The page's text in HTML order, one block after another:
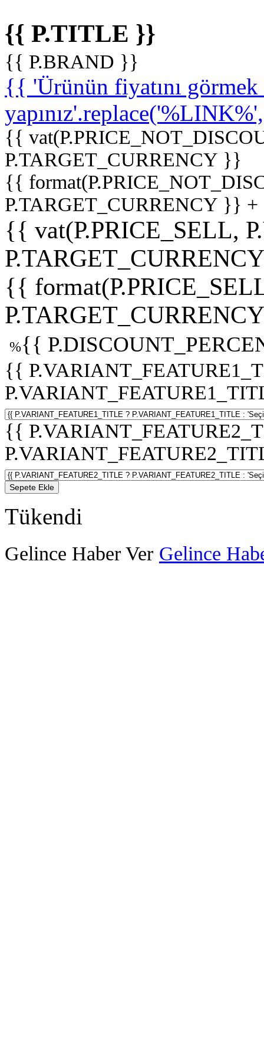
{{ P.TITLE }}
{{ P.BRAND }}
{{ 'Ürünün fiyatını
{{
P.TARGET_CURRENCY }}
{{
P.TARGET_CURRENCY }}
{{ vat(P.PRICE_SELL,
{{
%{{
{{
{{
Sepete Ekle
Tükendi
Gelince Haber Ver Gelince